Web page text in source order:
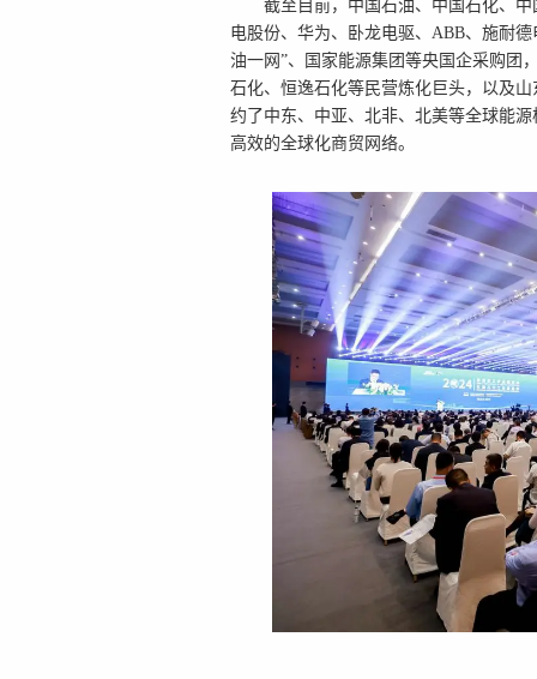
截至目前， 中国石油、 中国石化、 中
电股份、华为、卧龙电驱、ABB、施耐
油一网”、
国家能源集团等央国企采购团
石化、恒逸石化等民营炼化巨头，以及
约了中东、中亚、北非、北美等全球能
高效的全球化商贸网络。